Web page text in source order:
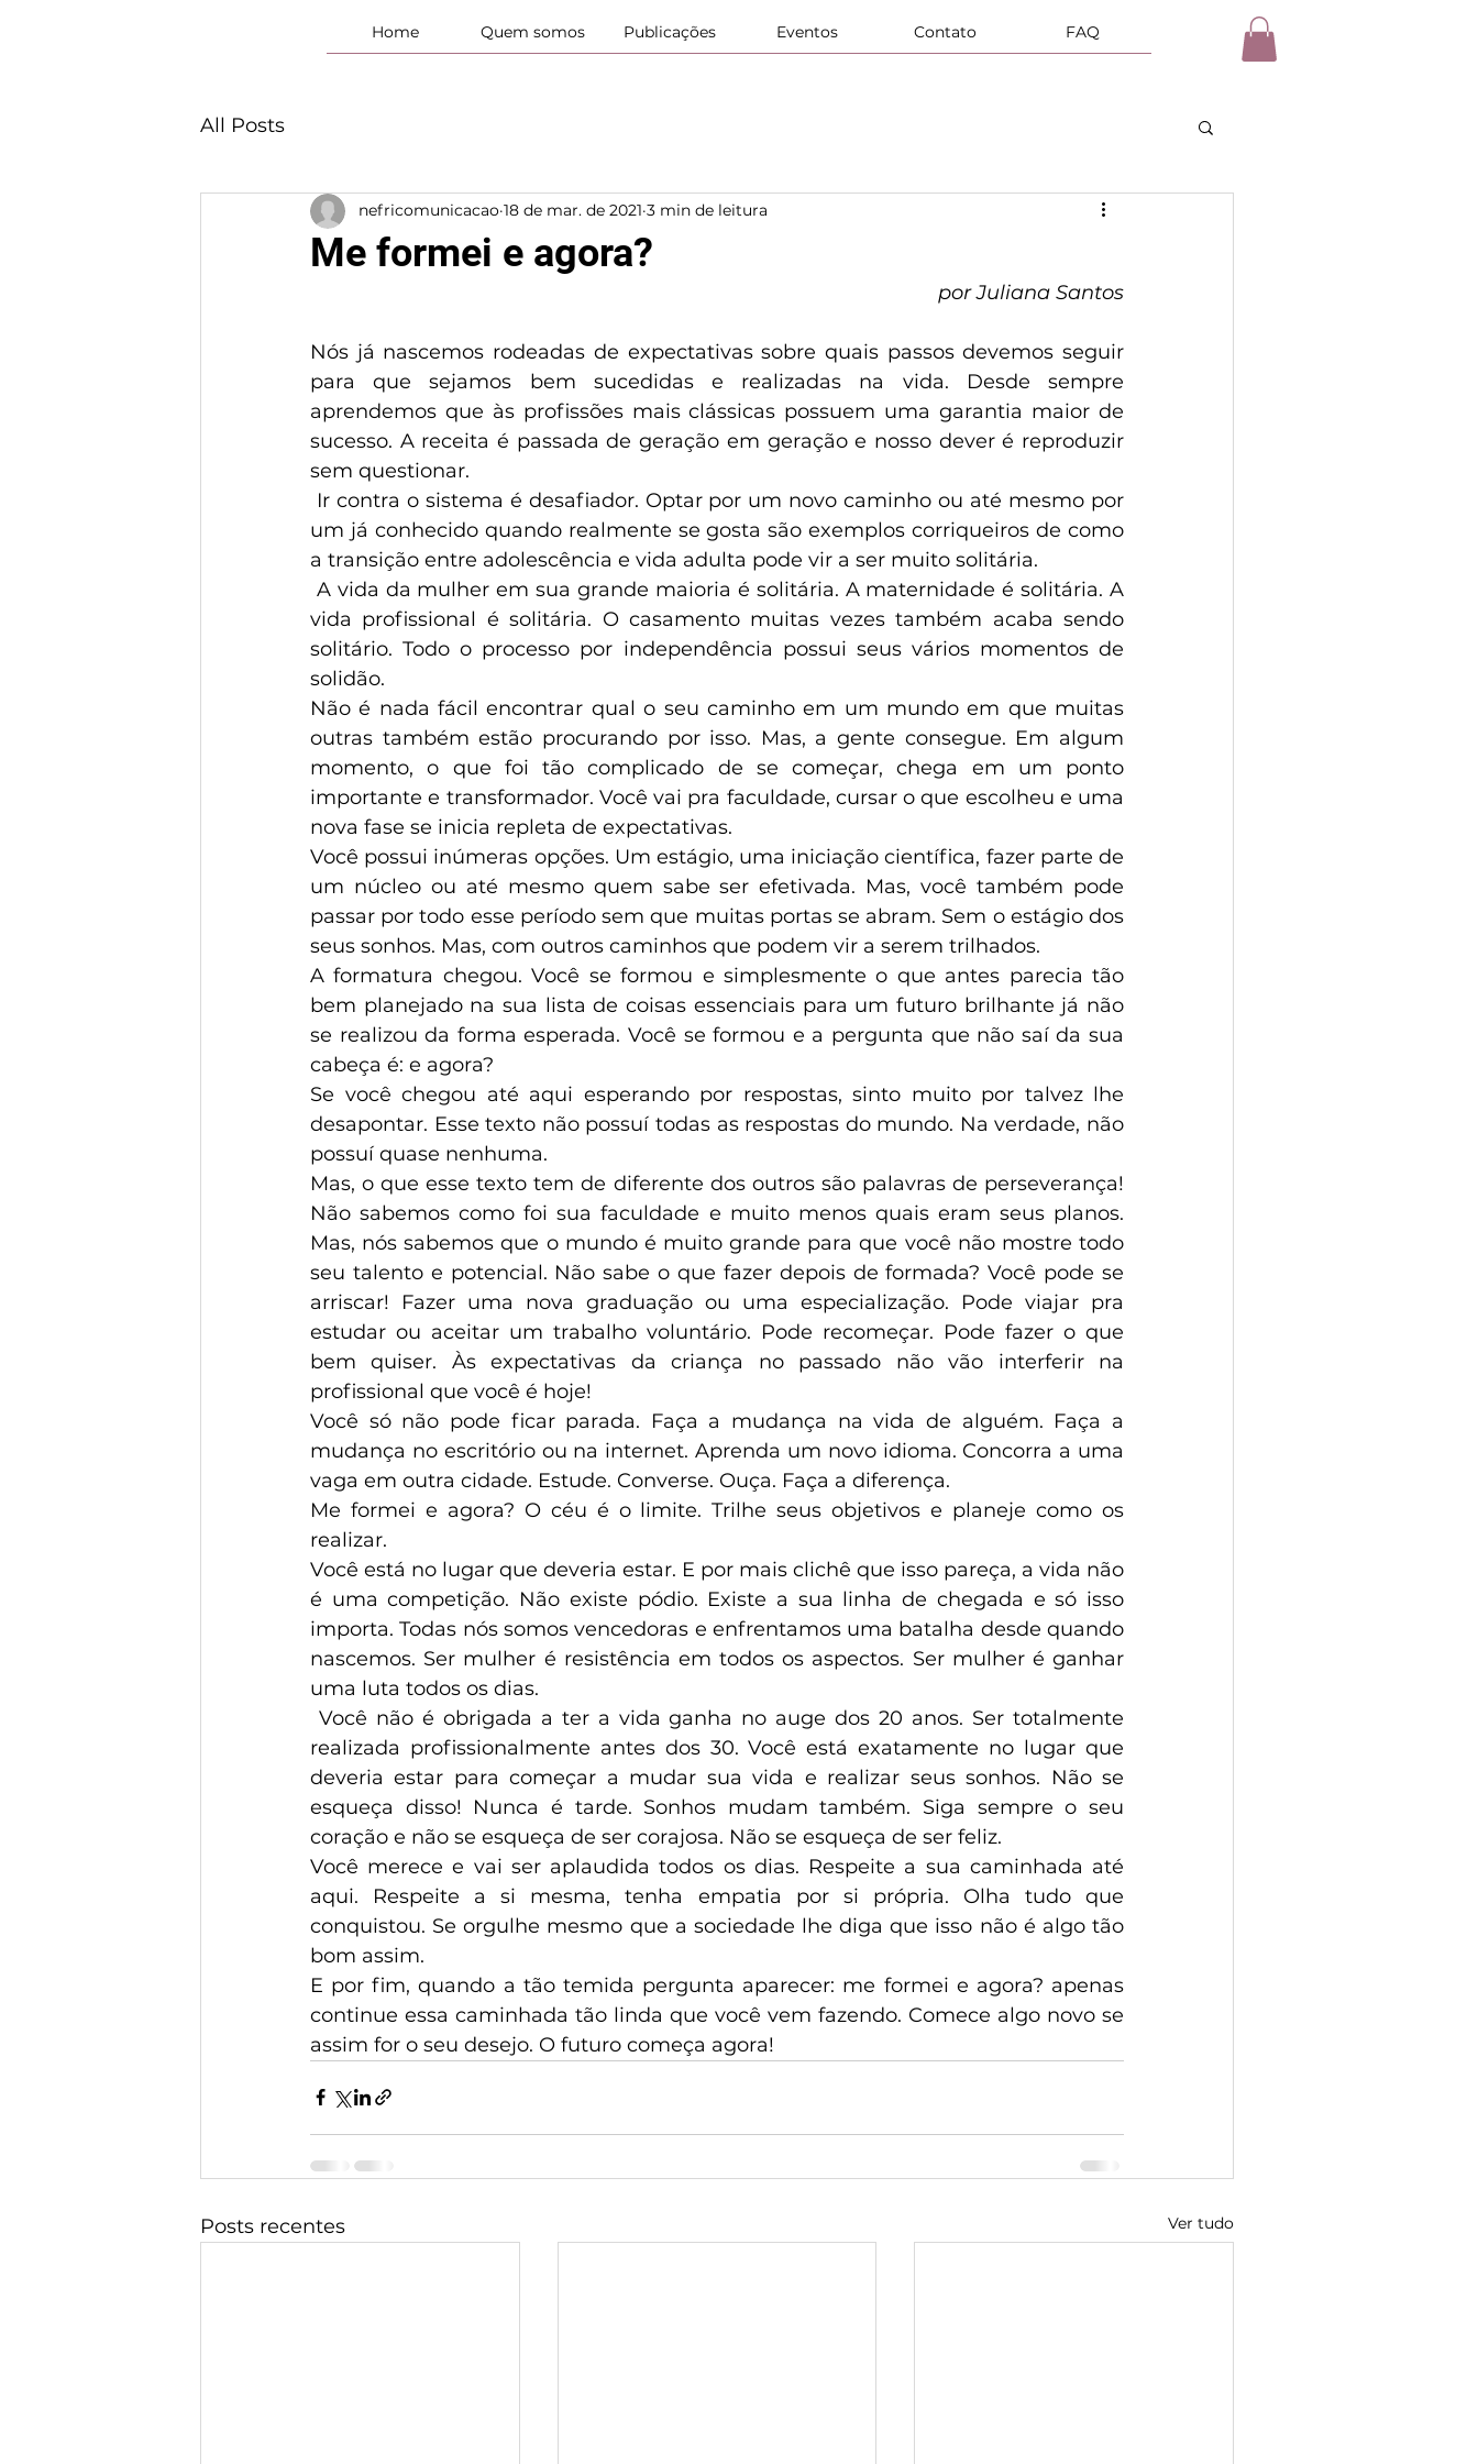
Home Quem somos Publicações Eventos Contato FAQ
All Posts
Me formei e agora?
nefricomunicacao 18 de mar. de 2021 3 min de leitura
por Juliana Santos
Nós já nascemos rodeadas de expectativas sobre quais passos devemos seguir
para que sejamos bem sucedidas e realizadas na vida. Desde sempre
aprendemos que às profissões mais clássicas possuem uma garantia maior de
sucesso. A receita é passada de geração em geração e nosso dever é reproduzir
sem questionar.
um já conhecido quando realmente se gosta são exemplos corriqueiros de como
a transição entre adolescência e vida adulta pode vir a ser muito solitária.
vida profissional é solitária. O casamento muitas vezes também acaba sendo
solitário. Todo o processo por independência possui seus vários momentos de
solidão.
Não é nada fácil encontrar qual o seu caminho em um mundo em que muitas
outras também estão procurando por isso. Mas, a gente consegue. Em algum
momento, o que foi tão complicado de se começar, chega em um ponto
importante e transformador. Você vai pra faculdade, cursar o que escolheu e uma
nova fase se inicia repleta de expectativas.
Você possui inúmeras opções. Um estágio, uma iniciação científica, fazer parte de
um núcleo ou até mesmo quem sabe ser efetivada. Mas, você também pode
passar por todo esse período sem que muitas portas se abram. Sem o estágio dos
seus sonhos. Mas, com outros caminhos que podem vir a serem trilhados.
A formatura chegou. Você se formou e simplesmente o que antes parecia tão
bem planejado na sua lista de coisas essenciais para um futuro brilhante já não
se realizou da forma esperada. Você se formou e a pergunta que não saí da sua
cabeça é: e agora?
Se você chegou até aqui esperando por respostas, sinto muito por talvez lhe
desapontar. Esse texto não possuí todas as respostas do mundo. Na verdade, não
possuí quase nenhuma.
Mas, o que esse texto tem de diferente dos outros são palavras de perseverança!
Não sabemos como foi sua faculdade e muito menos quais eram seus planos.
Mas, nós sabemos que o mundo é muito grande para que você não mostre todo
seu talento e potencial. Não sabe o que fazer depois de formada? Você pode se
arriscar! Fazer uma nova graduação ou uma especialização. Pode viajar pra
estudar ou aceitar um trabalho voluntário. Pode recomeçar. Pode fazer o que
bem quiser. Às expectativas da criança no passado não vão interferir na
profissional que você é hoje!
Você só não pode ficar parada. Faça a mudança na vida de alguém. Faça a
mudança no escritório ou na internet. Aprenda um novo idioma. Concorra a uma
vaga em outra cidade. Estude. Converse. Ouça. Faça a diferença.
Me formei e agora? O céu é o limite. Trilhe seus objetivos e planeje como os
realizar.
Você está no lugar que deveria estar. E por mais clichê que isso pareça, a vida não
é uma competição. Não existe pódio. Existe a sua linha de chegada e só isso
importa. Todas nós somos vencedoras e enfrentamos uma batalha desde quando
nascemos. Ser mulher é resistência em todos os aspectos. Ser mulher é ganhar
uma luta todos os dias.
realizada profissionalmente antes dos 30. Você está exatamente no lugar que
deveria estar para começar a mudar sua vida e realizar seus sonhos. Não se
esqueça disso! Nunca é tarde. Sonhos mudam também. Siga sempre o seu
coração e não se esqueça de ser corajosa. Não se esqueça de ser feliz.
Você merece e vai ser aplaudida todos os dias. Respeite a sua caminhada até
aqui. Respeite a si mesma, tenha empatia por si própria. Olha tudo que
conquistou. Se orgulhe mesmo que a sociedade lhe diga que isso não é algo tão
bom assim.
E por fim, quando a tão temida pergunta aparecer: me formei e agora? apenas
continue essa caminhada tão linda que você vem fazendo. Comece algo novo se
assim for o seu desejo. O futuro começa agora!
Posts recentes Ver tudo